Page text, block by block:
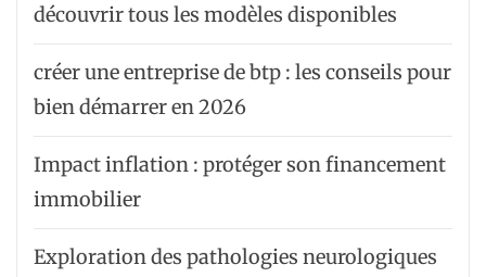
découvrir tous les modèles disponibles
créer une entreprise de btp : les conseils pour
bien démarrer en 2026
Impact inflation : protéger son financement
immobilier
Exploration des pathologies neurologiques